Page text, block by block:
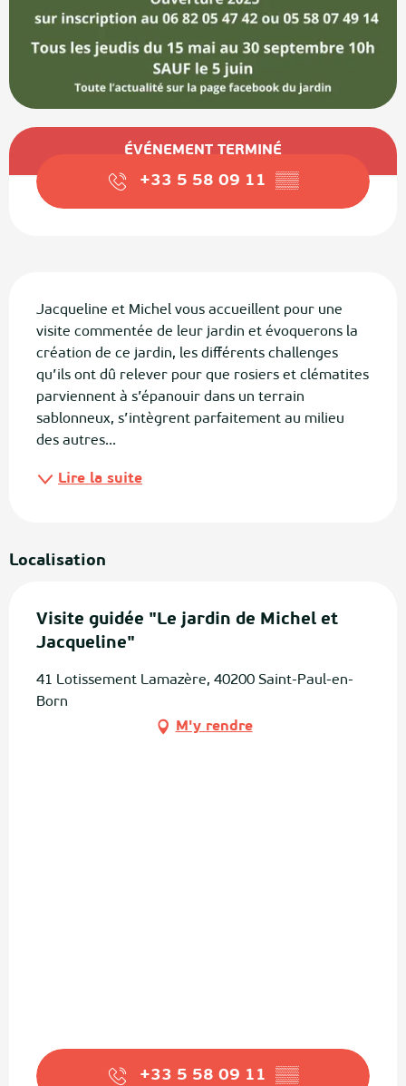
Ouverture et coordonnées
ÉVÉNEMENT TERMINÉ
+33 5 58 09 11 ▒▒
Jacqueline et Michel vous accueillent pour une
visite commentée de leur jardin et évoquerons la
création de ce jardin, les différents challenges
qu’ils ont dû relever pour que rosiers et clématites
parviennent à s’épanouir dans un terrain
sablonneux, s’intègrent parfaitement au milieu
des autres...
Lire la suite
Localisation
Visite guidée "Le jardin de Michel et
Jacqueline"
41 Lotissement Lamazère, 40200 Saint-Paul-en-
Born
M'y rendre
+33 5 58 09 11 ▒▒